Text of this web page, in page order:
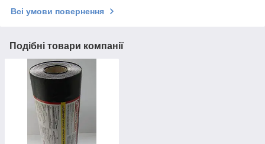
Всі умови повернення
Подібні товари компанії